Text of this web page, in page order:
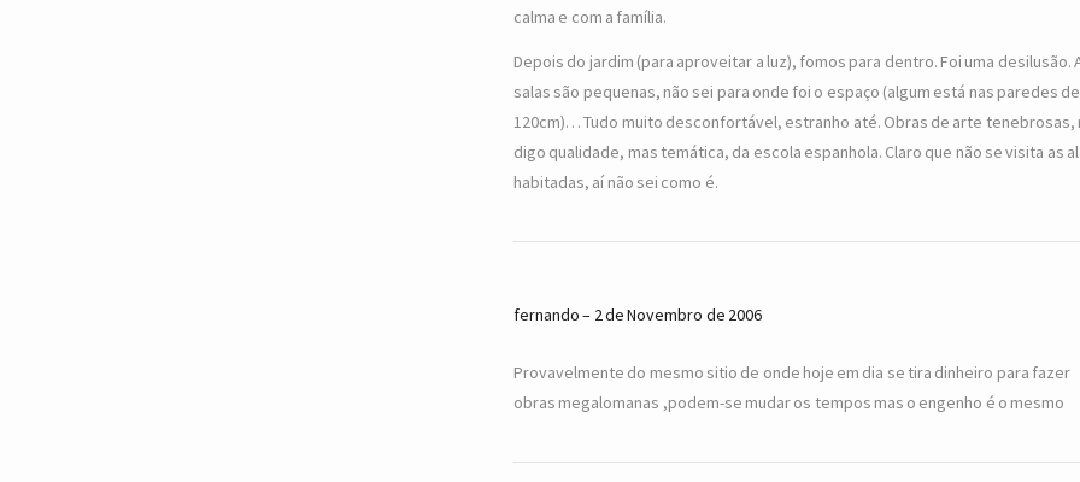
calma e com a família.
Depois do jardim (para aproveitar a luz), fomos para dentro. Foi uma desilusão.
salas são pequenas, não sei para onde foi o espaço (algum está nas paredes de
120cm)… Tudo muito desconfortável, estranho até. Obras de arte tenebrosas,
digo qualidade, mas temática, da escola espanhola. Claro que não se visita as
habitadas, aí não sei como é.
fernando 2 de Novembro de 2006
Provavelmente do mesmo sitio de onde hoje em dia se tira dinheiro para fazer
obras megalomanas ,podem-se mudar os tempos mas o engenho é o mesmo